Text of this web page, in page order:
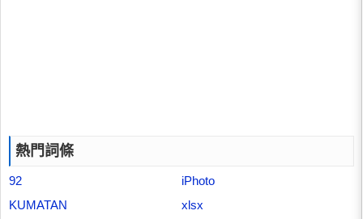
熱門詞條
92
iPhoto
KUMATAN
xlsx